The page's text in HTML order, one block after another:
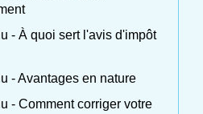
- À quoi sert l'avis d'impôt
- Avantages en nature
- Comment corriger votre